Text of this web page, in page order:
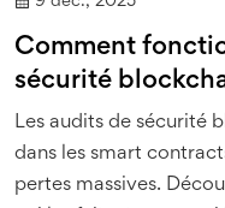
Comment
sécurité
Les audits de sécurité
dans les smart
pertes massives.